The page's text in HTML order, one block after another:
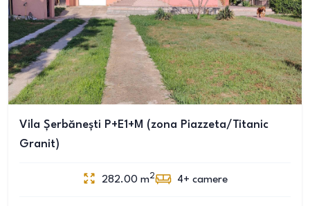
Vila Șerbănești P+E1+M (zona Piazzeta/Titanic
Granit)
282.00 m2 4+ camere